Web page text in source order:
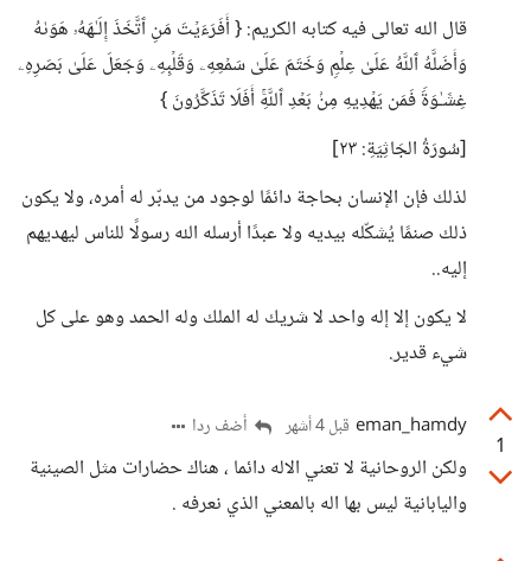
قال الله تعالى فيه كتابه الكريم: { أَفَرَءَیۡتَ مَنِ ٱتَّخَذَ إِلَـٰهَهُۥ هَوَىٰهُ
وَأَضَلَّهُ ٱللَّهُ عَلَىٰ عِلۡمࣲ وَخَتَمَ عَلَىٰ سَمۡعِهِۦ وَقَلۡبِهِۦ وَجَعَلَ عَلَىٰ بَصَرِهِۦ
غِشَـٰوَةࣰ فَمَن یَهۡدِیهِ مِنۢ بَعۡدِ ٱللَّهِۚ أَفَلَا تَذَكَّرُونَ }
[سُورَةُ الجَاثِيَةِ: ٢٣]
لذلك فإن الإنسان بحاجة دائمًا لوجود من يدبّر له أمره، ولا يكون
ذلك صنمًا يُشكّله بيديه ولا عبدًا أرسله الله رسولًا للناس ليهديهم
إليه..
لا يكون إلا إله واحد لا شريك له الملك وله الحمد وهو على كل
شيء قدير.
1
eman_hamdy قبل 4 أشهر أضف ردا
ولكن الروحانية لا تعني الاله دائما ، هناك حضارات مثل الصينية
واليابانية ليس بها اله بالمعني الذي نعرفه .